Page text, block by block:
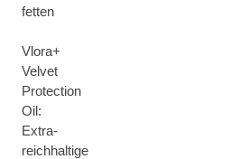
fetten
Vlora+
Velvet
Protection
Oil:
Extra-
reichhaltige